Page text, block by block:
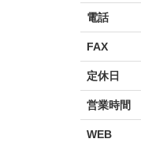
電話
FAX
定休日
営業時間
WEB